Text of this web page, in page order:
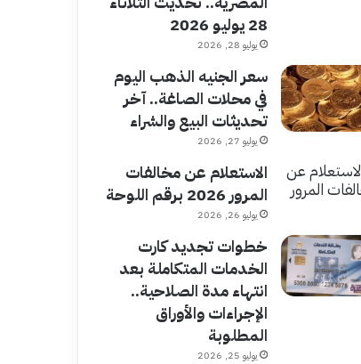
28 يوليو 2026
يوليو 28, 2026
سعر الجنيه الذهب اليوم
في محلات الصاغة.. آخر
تحديثات البيع والشراء
يوليو 27, 2026
الاستعلام عن مخالفات
المرور 2026 برقم اللوحة
يوليو 26, 2026
خطوات تجديد كارت
الخدمات المتكاملة بعد
انتهاء مدة الصلاحية..
الإجراءات والأوراق
المطلوبة
يوليو 25, 2026